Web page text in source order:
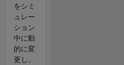
をシミ
ュレー
ション
中に動
的に変
更し、